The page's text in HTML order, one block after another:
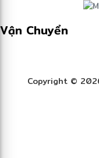
Vận Chuyển
Copyright ©